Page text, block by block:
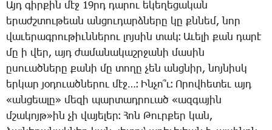
Այդ գիր­քին մէջ 19րդ ­դա­րու ե­կե­ղե­ցա­կան
ե­րաժշ­տու­թեան ան­ցու­դարձ­նե­րը կը քննեմ, նոր
վա­ւե­րագ­րու­թիւն­նե­րու լոյ­սին տակ։ Ա­ւե­լի քան դա­րէ
մը ի վեր, այդ ժա­մա­նա­կաշր­ջա­նի մա­սին
ը­սո­ւած­նե­րը քա­նի մը տո­ղը չեն անց­նիր, նոյ­նիսկ
եր­կար յօ­դո­ւած­նե­րու մէջ…։ Ին­չո՞ւ։ Ո­րով­հե­տեւ այդ
«ան­ցեա­լը» մե­զի պար­տադ­րո­ւած «ազ­գա­յին
մշա­կոյթ»ին չի վա­յե­լեր։ ­Հոն ­Թուր­քեր կան,